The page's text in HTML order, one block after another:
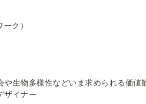
ク）
生物多様性などいま求められる価値
ザイナー